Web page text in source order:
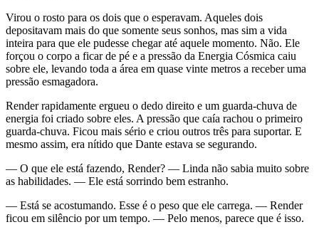
Virou o rosto para os dois que o esperavam. Aqueles dois
depositavam mais do que somente seus sonhos, mas sim a vida
inteira para que ele pudesse chegar até aquele momento. Não. Ele
forçou o corpo a ficar de pé e a pressão da Energia Cósmica caiu
sobre ele, levando toda a área em quase vinte metros a receber uma
pressão esmagadora.
Render rapidamente ergueu o dedo direito e um guarda-chuva de
energia foi criado sobre eles. A pressão que caía rachou o primeiro
guarda-chuva. Ficou mais sério e criou outros três para suportar. E
mesmo assim, era nítido que Dante estava se segurando.
— O que ele está fazendo, Render? — Linda não sabia muito sobre
as habilidades. — Ele está sorrindo bem estranho.
— Está se acostumando. Esse é o peso que ele carrega. — Render
ficou em silêncio por um tempo. — Pelo menos, parece que é isso.